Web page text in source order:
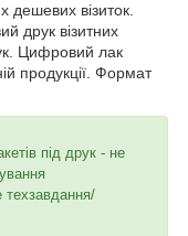
дешевих візиток.
друк візитних
Цифровий лак
продукції. Формат
під друк - не
техзавдання/